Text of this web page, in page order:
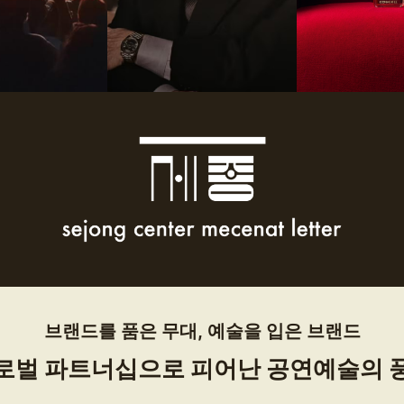
브랜드를 품은 무대, 예술을 입은 브랜드
벌 파트너십으로 피어난 공연예술의